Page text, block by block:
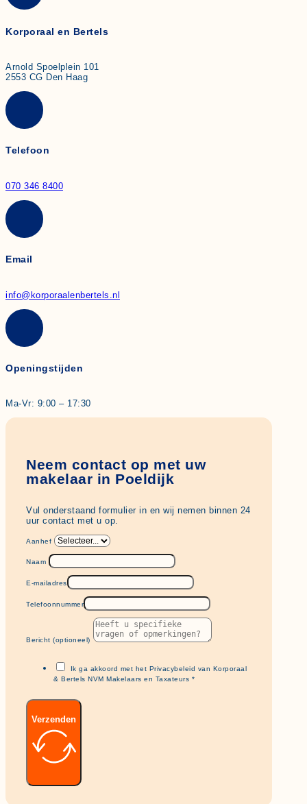
Korporaal en Bertels
Arnold Spoelplein 101
2553 CG Den Haag
Telefoon
070 346 8400
Email
info@korporaalenbertels.nl
Openingstijden
Ma-Vr: 9:00 – 17:30
Neem contact op met uw
makelaar in Poeldijk
Vul onderstaand formulier in en wij nemen binnen 24
uur contact met u op.
Aanhef
Naam
E-mailadres
Telefoonnummer
Bericht (optioneel)
Ik ga akkoord met het Privacybeleid van Korporaal
& Bertels NVM Makelaars en Taxateurs *
Verzenden